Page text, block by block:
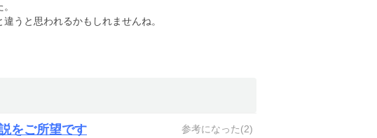
うと思われるかもしれませんね。
をご所望です 参考になった(2)